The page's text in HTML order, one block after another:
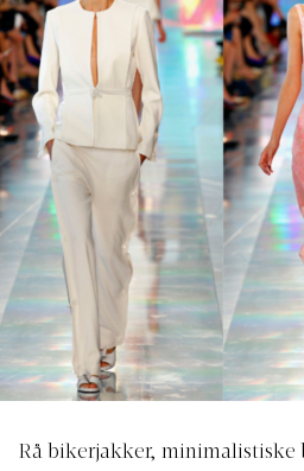
Rå bikerjakker, minimalistiske